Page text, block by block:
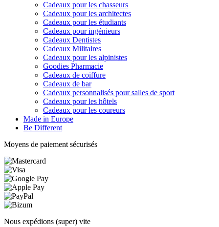
Cadeaux pour les chasseurs
Cadeaux pour les architectes
Cadeaux pour les étudiants
Cadeaux pour ingénieurs
Cadeaux Dentistes
Cadeaux Militaires
Cadeaux pour les alpinistes
Goodies Pharmacie
Cadeaux de coiffure
Cadeaux de bar
Cadeaux personnalisés pour salles de sport
Cadeaux pour les hôtels
Cadeaux pour les coureurs
Made in Europe
Be Different
Moyens de paiement sécurisés
Nous expédions (super) vite